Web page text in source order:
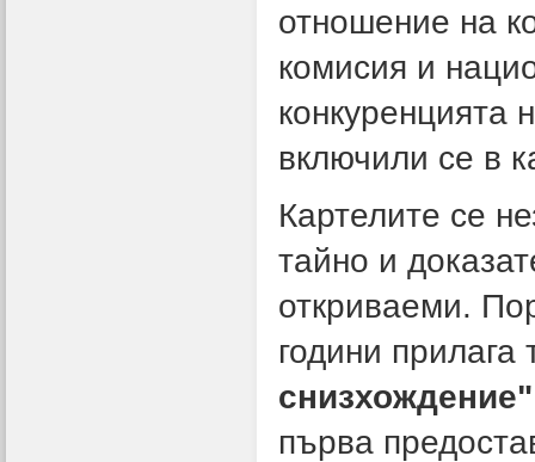
отношение на
комисия и
конкуренцията
включили се в
Картелите се
тайно и
откриваеми.
години
снизхождение"
първа